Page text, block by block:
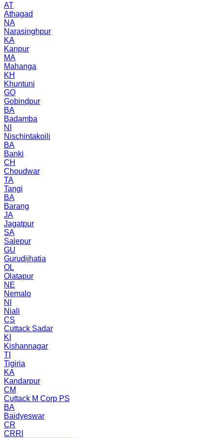
AT
Athagad
NA
Narasinghpur
KA
Kanpur
MA
Mahanga
KH
Khuntuni
GO
Gobindpur
BA
Badamba
NI
Nischintakoili
BA
Banki
CH
Choudwar
TA
Tangi
BA
Barang
JA
Jagatpur
SA
Salepur
GU
Gurudijhatia
OL
Olatapur
NE
Nemalo
NI
Niali
CS
Cuttack Sadar
KI
Kishannagar
TI
Tigiria
KA
Kandarpur
CM
Cuttack M Corp PS
BA
Baidyeswar
CR
CRRI